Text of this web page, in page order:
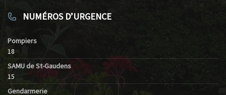
NUMÉROS D’URGENCE
Pompiers
18
SAMU de St-Gaudens
15
Gendarmerie